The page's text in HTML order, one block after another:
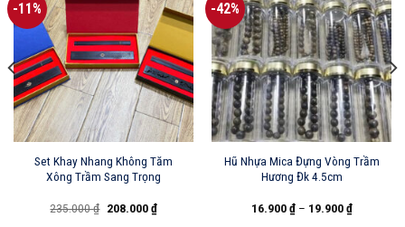
-11%
Set Khay Nhang Không Tăm
Xông Trầm Sang Trọng
235.000₫ Giá
208.000₫Giá
hiện
-42%
Hũ Nhựa Mica Đựng Vòng Trầm
Hương Đk 4.5cm
16.900₫– 19.900₫